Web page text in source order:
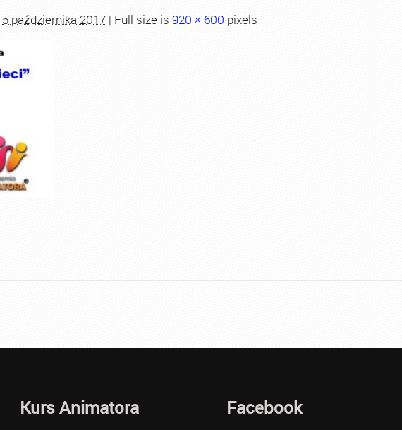
5 października 2017 | Full size is 920 × 600 pixels
Kurs Animatora Facebook